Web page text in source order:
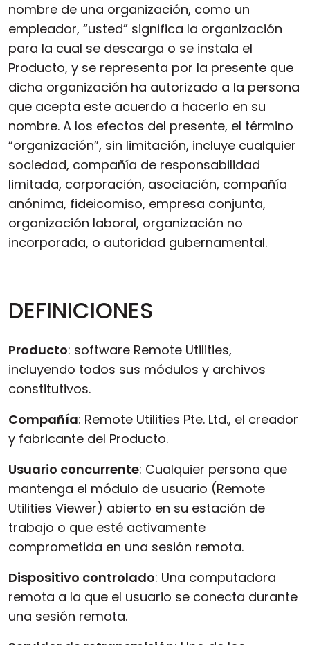
nombre de una organización, como un
empleador, “usted” significa la organización
para la cual se descarga o se instala el
Producto, y se representa por la presente que
dicha organización ha autorizado a la persona
que acepta este acuerdo a hacerlo en su
nombre. A los efectos del presente, el término
“organización”, sin limitación, incluye cualquier
sociedad, compañía de responsabilidad
limitada, corporación, asociación, compañía
anónima, fideicomiso, empresa conjunta,
organización laboral, organización no
incorporada, o autoridad gubernamental.
DEFINICIONES
Producto: software Remote Utilities,
incluyendo todos sus módulos y archivos
constitutivos.
Compañía: Remote Utilities Pte. Ltd., el creador
y fabricante del Producto.
Usuario concurrente: Cualquier persona que
mantenga el módulo de usuario (Remote
Utilities Viewer) abierto en su estación de
trabajo o que esté activamente
comprometida en una sesión remota.
Dispositivo controlado: Una computadora
remota a la que el usuario se conecta durante
una sesión remota.